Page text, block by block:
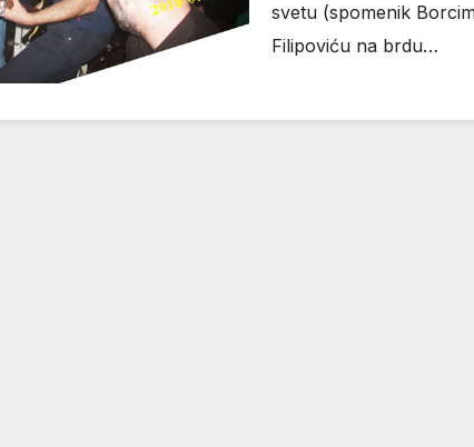
svetu (spomenik
Filipoviću na brdu…